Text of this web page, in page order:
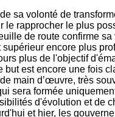
sa volonté de
le rapprocher le plus
de route confirme
supérieur encore plus
plus de l'objectif
but est encore une fois
main d’œuvre, très
sera formée
d'évolution et de
et hier, les